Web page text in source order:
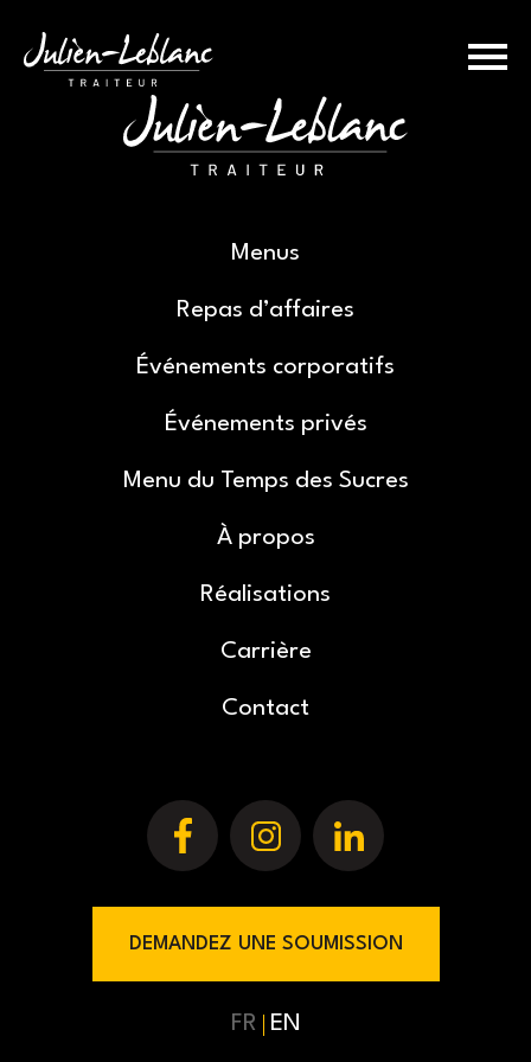
Menus
Repas d’affaires
Événements corporatifs
Événements privés
Menu du Temps des Sucres
À propos
Réalisations
Carrière
Contact
DEMANDEZ UNE SOUMISSION
FR EN